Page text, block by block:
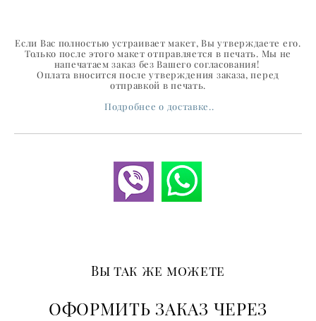
Если Вас полностью устраивает макет, Вы утверждаете его.
Только после этого макет отправляется в печать. Мы не
напечатаем заказ без Вашего согласования!
Оплата вносится после утверждения заказа, перед
отправкой в печать.
Подробнее о доставке..
Вы так же можете
ОФОРМИТЬ ЗАКАЗ ЧЕРЕЗ